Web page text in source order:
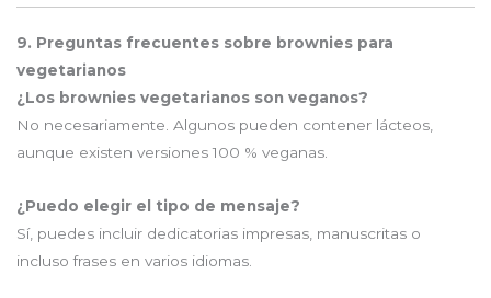
9. Preguntas frecuentes sobre brownies para
vegetarianos
¿Los brownies vegetarianos son veganos?
No necesariamente. Algunos pueden contener lácteos,
aunque existen versiones 100 % veganas.
¿Puedo elegir el tipo de mensaje?
Sí, puedes incluir dedicatorias impresas, manuscritas o
incluso frases en varios idiomas.